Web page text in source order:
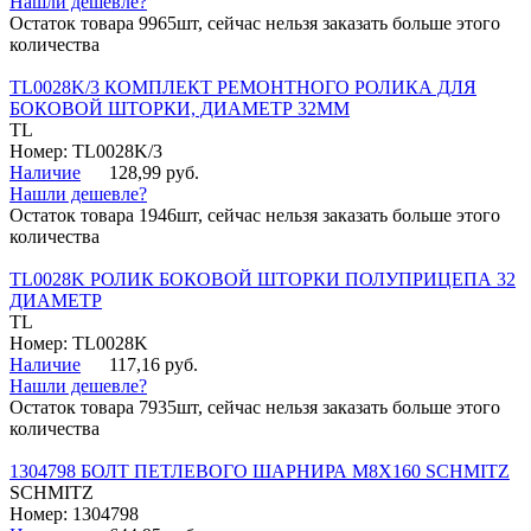
Остаток товара 9965шт, сейчас нельзя заказать больше этого
количества
TL0028K/3 КОМПЛЕКТ РЕМОНТНОГО РОЛИКА ДЛЯ
БОКОВОЙ ШТОРКИ, ДИАМЕТР 32ММ
TL
Номер: TL0028K/3
Наличие
128,99 руб.
Нашли дешевле?
Остаток товара 1946шт, сейчас нельзя заказать больше этого
количества
TL0028K РОЛИК БОКОВОЙ ШТОРКИ ПОЛУПРИЦЕПА 32
ДИАМЕТР
TL
Номер: TL0028K
Наличие
117,16 руб.
Нашли дешевле?
Остаток товара 7935шт, сейчас нельзя заказать больше этого
количества
1304798 БОЛТ ПЕТЛЕВОГО ШАРНИРА М8Х160 SCHMITZ
SCHMITZ
Номер: 1304798